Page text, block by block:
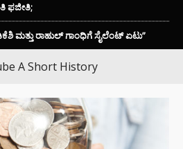
ಫಜೀತಿ;
ಮತ್ತು ರಾಹುಲ್‌ ಗಾಂಧಿಗೆ ಸೈಲೆಂಟ್ ಏಟು”
Short History